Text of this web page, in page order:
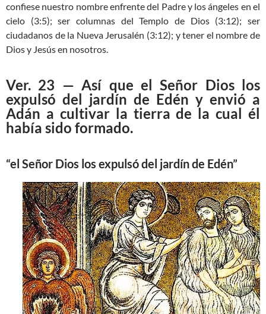
confiese nuestro nombre enfrente del Padre y los ángeles en el
cielo (3:5); ser columnas del Templo de Dios (3:12); ser
ciudadanos de la Nueva Jerusalén (3:12); y tener el nombre de
Dios y Jesús en nosotros.
Ver. 23 — Así que el Señor Dios los
expulsó del jardín de Edén y envió a
Adán a cultivar la tierra de la cual él
había sido formado.
“el Señor Dios los expulsó del jardín de Edén”